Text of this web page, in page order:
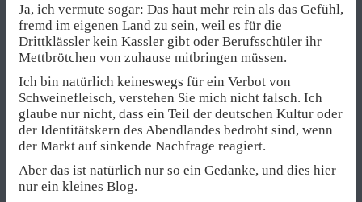
Ja, ich vermute sogar: Das haut mehr rein als das Gefühl,
fremd im eigenen Land zu sein, weil es für die
Drittklässler kein Kassler gibt oder Berufsschüler ihr
Mettbrötchen von zuhause mitbringen müssen.
Ich bin natürlich keineswegs für ein Verbot von
Schweinefleisch, verstehen Sie mich nicht falsch. Ich
glaube nur nicht, dass ein Teil der deutschen Kultur oder
der Identitätskern des Abendlandes bedroht sind, wenn
der Markt auf sinkende Nachfrage reagiert.
Aber das ist natürlich nur so ein Gedanke, und dies hier
nur ein kleines Blog.